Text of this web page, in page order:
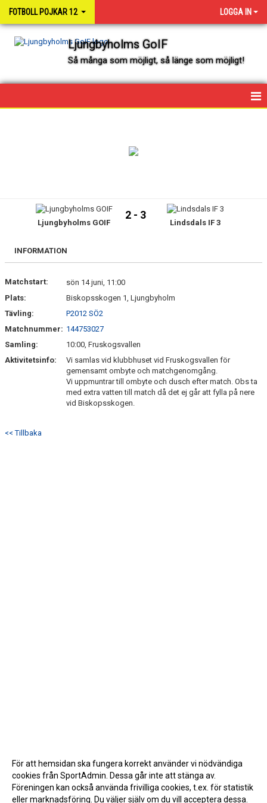
FOTBOLL POJKAR 12 LOGGA IN
Ljungbyholms GoIF
Så många som möjligt, så länge som möjligt!
MATCHERLjungbyholms GOIF
2 - 3
Lindsdals IF 3
INFORMATION
Matchstart:
sön 14 juni, 11:00
Plats:
Biskopsskogen 1, Ljungbyholm
Tävling:
P2012 SÖ2
Matchnummer: 144753027
Samling:
10:00, Fruskogsvallen
Aktivitetsinfo:
Vi samlas vid klubbhuset vid Fruskogsvallen för
gemensamt ombyte och matchgenomgång.
Vi uppmuntrar till ombyte och dusch efter match. Obs ta
med extra vatten till match då det ej går att fylla på nere
vid Biskopsskogen.
<< Tillbaka
För att hemsidan ska fungera korrekt använder vi nödvändiga
cookies från SportAdmin. Dessa går inte att stänga av.
Föreningen kan också använda frivilliga cookies, t.ex. för statistik
eller marknadsföring. Du väljer själv om du vill acceptera dessa.